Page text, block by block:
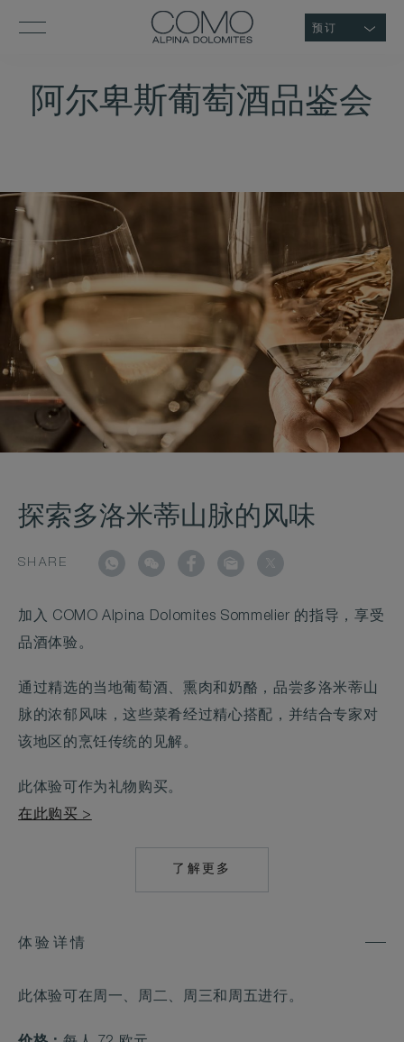
预订
阿尔卑斯葡萄酒品鉴会
探索多洛米蒂山脉的风味
SHARE
加入 COMO Alpina Dolomites Sommelier 的指导，享受
品酒体验。
通过精选的当地葡萄酒、熏肉和奶酪，品尝多洛米蒂山
脉的浓郁风味，这些菜肴经过精心搭配，并结合专家对
该地区的烹饪传统的见解。
此体验可作为礼物购买。
在此购买 >
了解更多
MAILTO:
体验详情
此体验可在周一、周二、周三和周五进行。